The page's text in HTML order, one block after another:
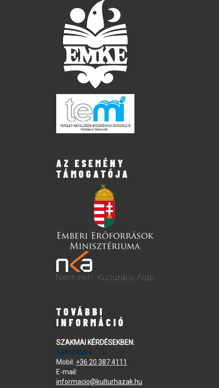
AZ ESEMÉNY
TÁMOGATÓJA
TOVÁBBI
INFORMÁCIÓ
SZAKMAI KÉRDÉSEKBEN:
Gábor Klára
Mobil: +36 20 387 4111
E-mail:
informacio@kulturhazak.hu